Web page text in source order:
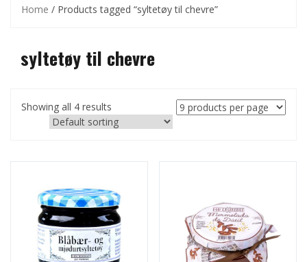
Home / Products tagged “syltetøy til chevre”
syltetøy til chevre
Showing all 4 results